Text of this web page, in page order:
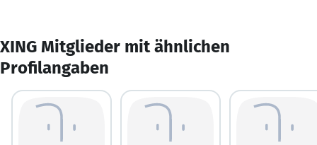
XING Mitglieder mit ähnlichen
Profilangaben